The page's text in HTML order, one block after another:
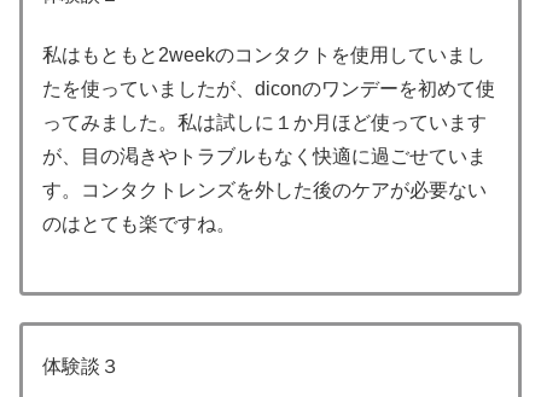
私はもともと2weekのコンタクトを使用していまし
たを使っていましたが、diconのワンデーを初めて使
ってみました。私は試しに１か月ほど使っています
が、目の渇きやトラブルもなく快適に過ごせていま
す。コンタクトレンズを外した後のケアが必要ない
のはとても楽ですね。
体験談３